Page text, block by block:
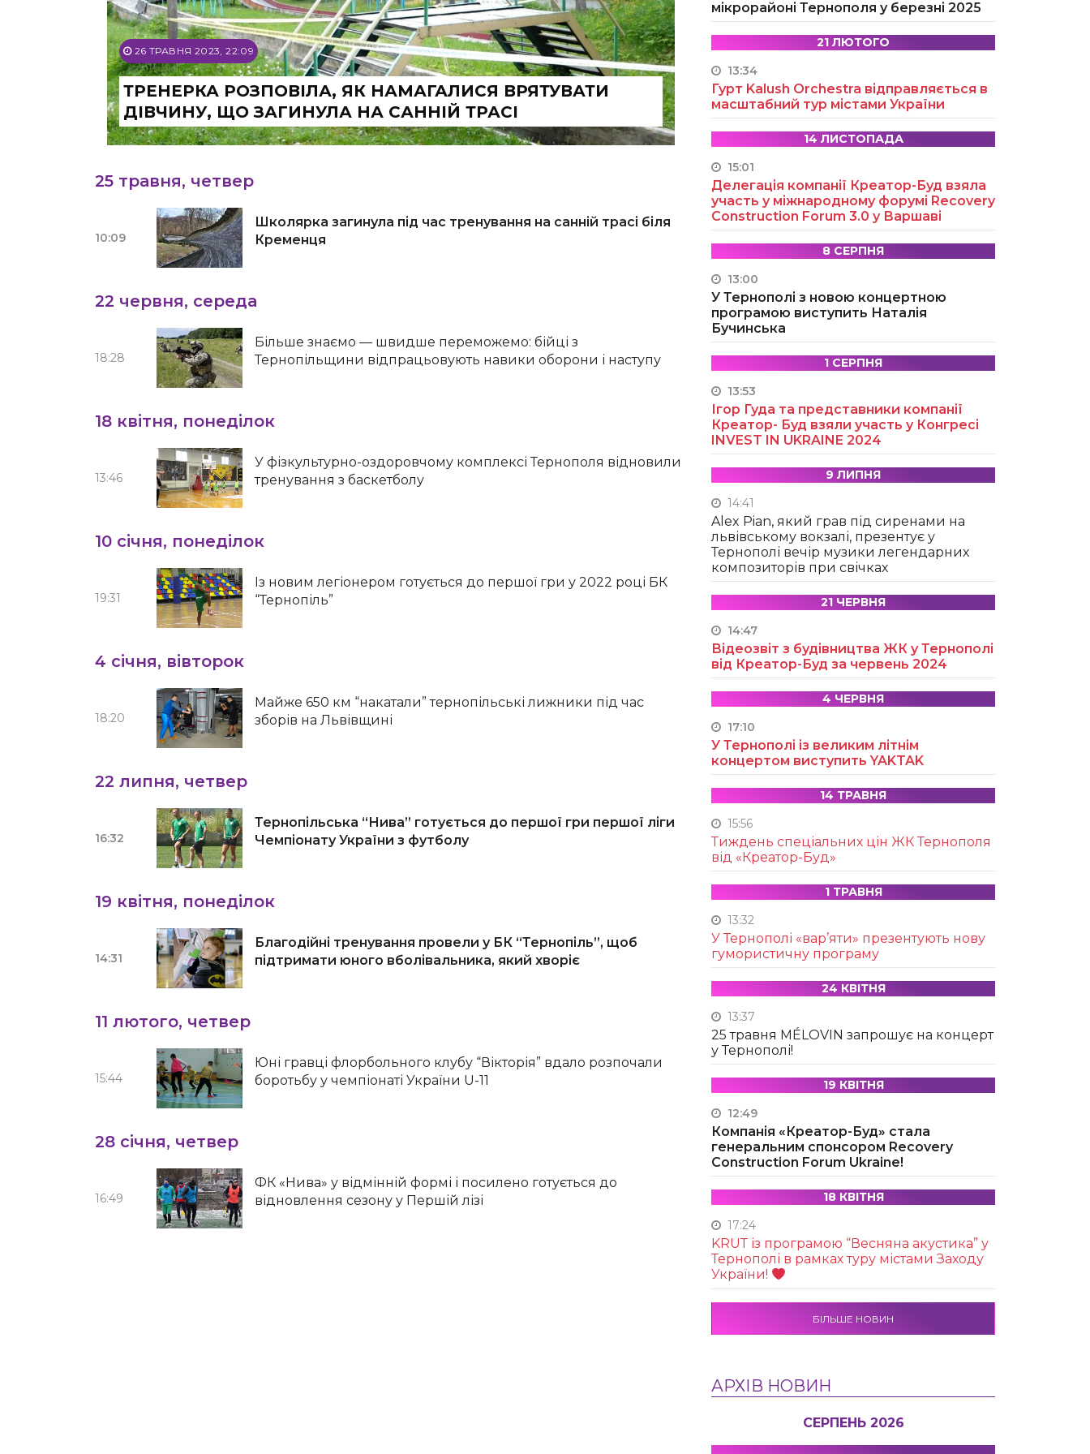
26 ТРАВНЯ 2023, 22:09
ТРЕНЕРКА РОЗПОВІЛА, ЯК НАМАГАЛИСЯ ВРЯТУВАТИ
ДІВЧИНУ, ЩО ЗАГИНУЛА НА САННІЙ ТРАСІ
25 травня, четвер
10:09
Школярка загинула під час тренування на санній трасі біля
Кременця
22 червня, середа
18:28
Більше знаємо — швидше переможемо: бійці з
Тернопільщини відпрацьовують навики оборони і наступу
18 квітня, понеділок
13:46
У фізкультурно-оздоровчому комплексі Тернополя відновили
тренування з баскетболу
10 січня, понеділок
19:31
Із новим легіонером готується до першої гри у 2022 році БК
“Тернопіль”
4 січня, вівторок
18:20
Майже 650 км “накатали” тернопільські лижники під час
зборів на Львівщині
22 липня, четвер
16:32
Тернопільська “Нива” готується до першої гри першої ліги
Чемпіонату України з футболу
19 квітня, понеділок
14:31
Благодійні тренування провели у БК “Тернопіль”, щоб
підтримати юного вболівальника, який хворіє
11 лютого, четвер
15:44
Юні гравці флорбольного клубу “Вікторія” вдало розпочали
боротьбу у чемпіонаті України U-11
28 січня, четвер
16:49
ФК «Нива» у відмінній формі і посилено готується до
відновлення сезону у Першій лізі
мікрорайоні Тернополя у березні 2025
21 ЛЮТОГО
13:34
Гурт Kalush Orchestra відправляється в
масштабний тур містами України
14 ЛИСТОПАДА
15:01
Делегація компанії Креатор-Буд взяла
участь у міжнародному форумі Recovery
Construction Forum 3.0 у Варшаві
8 СЕРПНЯ
13:00
У Тернополі з новою концертною
програмою виступить Наталія
Бучинська
1 СЕРПНЯ
13:53
Ігор Гуда та представники компанії
Креатор- Буд взяли участь у Конгресі
INVEST IN UKRAINE 2024
9 ЛИПНЯ
14:41
Alex Pian, який грав під сиренами на
львівському вокзалі, презентує у
Тернополі вечір музики легендарних
композиторів при свічках
21 ЧЕРВНЯ
14:47
Відеозвіт з будівництва ЖК у Тернополі
від Креатор-Буд за червень 2024
4 ЧЕРВНЯ
17:10
У Тернополі із великим літнім
концертом виступить YAKTAK
14 ТРАВНЯ
15:56
Тиждень спеціальних цін ЖК Тернополя
від «Креатор-Буд»
1 ТРАВНЯ
13:32
У Тернополі «вар’яти» презентують нову
гумористичну програму
24 КВІТНЯ
13:37
25 травня MÉLOVIN запрошує на концерт
у Тернополі!
19 КВІТНЯ
12:49
Компанія «Креатор-Буд» стала
генеральним спонсором Recovery
Construction Forum Ukraine!
18 КВІТНЯ
17:24
KRUТ із програмою “Весняна акустика” у
Тернополі в рамках туру містами Заходу
України!
БІЛЬШЕ НОВИН
АРХІВ НОВИН
СЕРПЕНЬ 2026